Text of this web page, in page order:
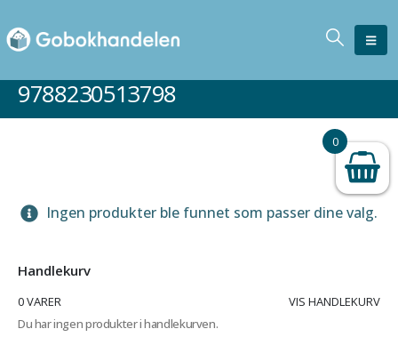
9788230513798
Ingen produkter ble funnet som passer dine valg.
Handlekurv
0 VARER
VIS HANDLEKURV
Du har ingen produkter i handlekurven.
0